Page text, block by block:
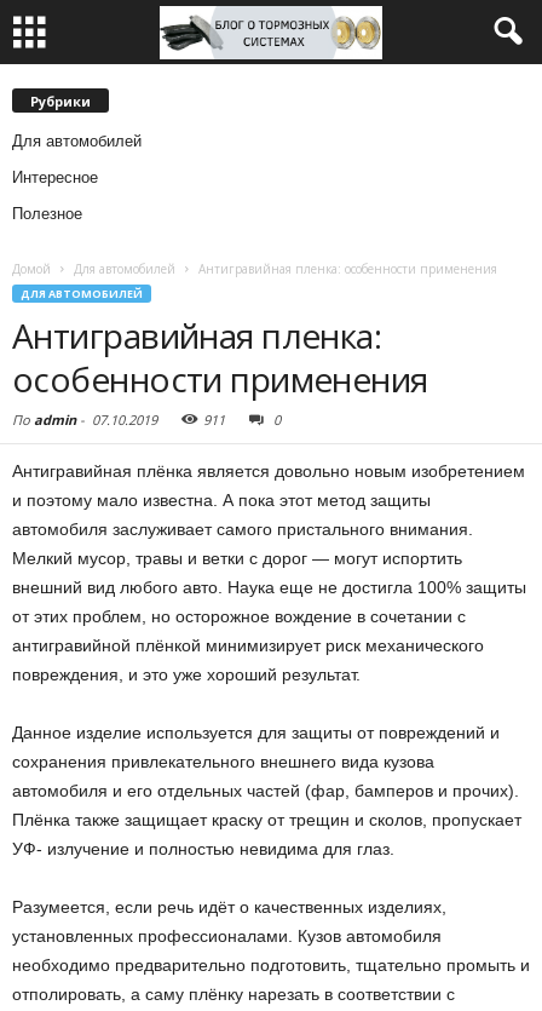
Рубрики
Для автомобилей
Интересное
Полезное
Домой Для автомобилей Антигравийная пленка: особенности применения
ДЛЯ АВТОМОБИЛЕЙ
Антигравийная пленка:
особенности применения
По admin- 07.10.2019 911 0
Антигравийная плёнка является довольно новым изобретением
и поэтому мало известна. А пока этот метод защиты
автомобиля заслуживает самого пристального внимания.
Мелкий мусор, травы и ветки с дорог — могут испортить
внешний вид любого авто. Наука еще не достигла 100% защиты
от этих проблем, но осторожное вождение в сочетании с
антигравийной плёнкой минимизирует риск механического
повреждения, и это уже хороший результат.
Данное изделие используется для защиты от повреждений и
сохранения привлекательного внешнего вида кузова
автомобиля и его отдельных частей (фар, бамперов и прочих).
Плёнка также защищает краску от трещин и сколов, пропускает
УФ- излучение и полностью невидима для глаз.
Разумеется, если речь идёт о качественных изделиях,
установленных профессионалами. Кузов автомобиля
необходимо предварительно подготовить, тщательно промыть и
отполировать, а саму плёнку нарезать в соответствии с